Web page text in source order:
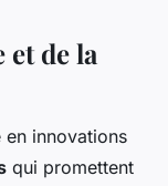
de la
en innovations
qui promettent